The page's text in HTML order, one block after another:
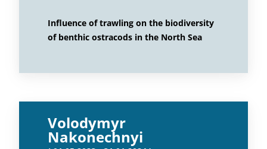
Influence of trawling on the biodiversity
of benthic ostracods in the North Sea
Volodymyr
Nakonechnyi